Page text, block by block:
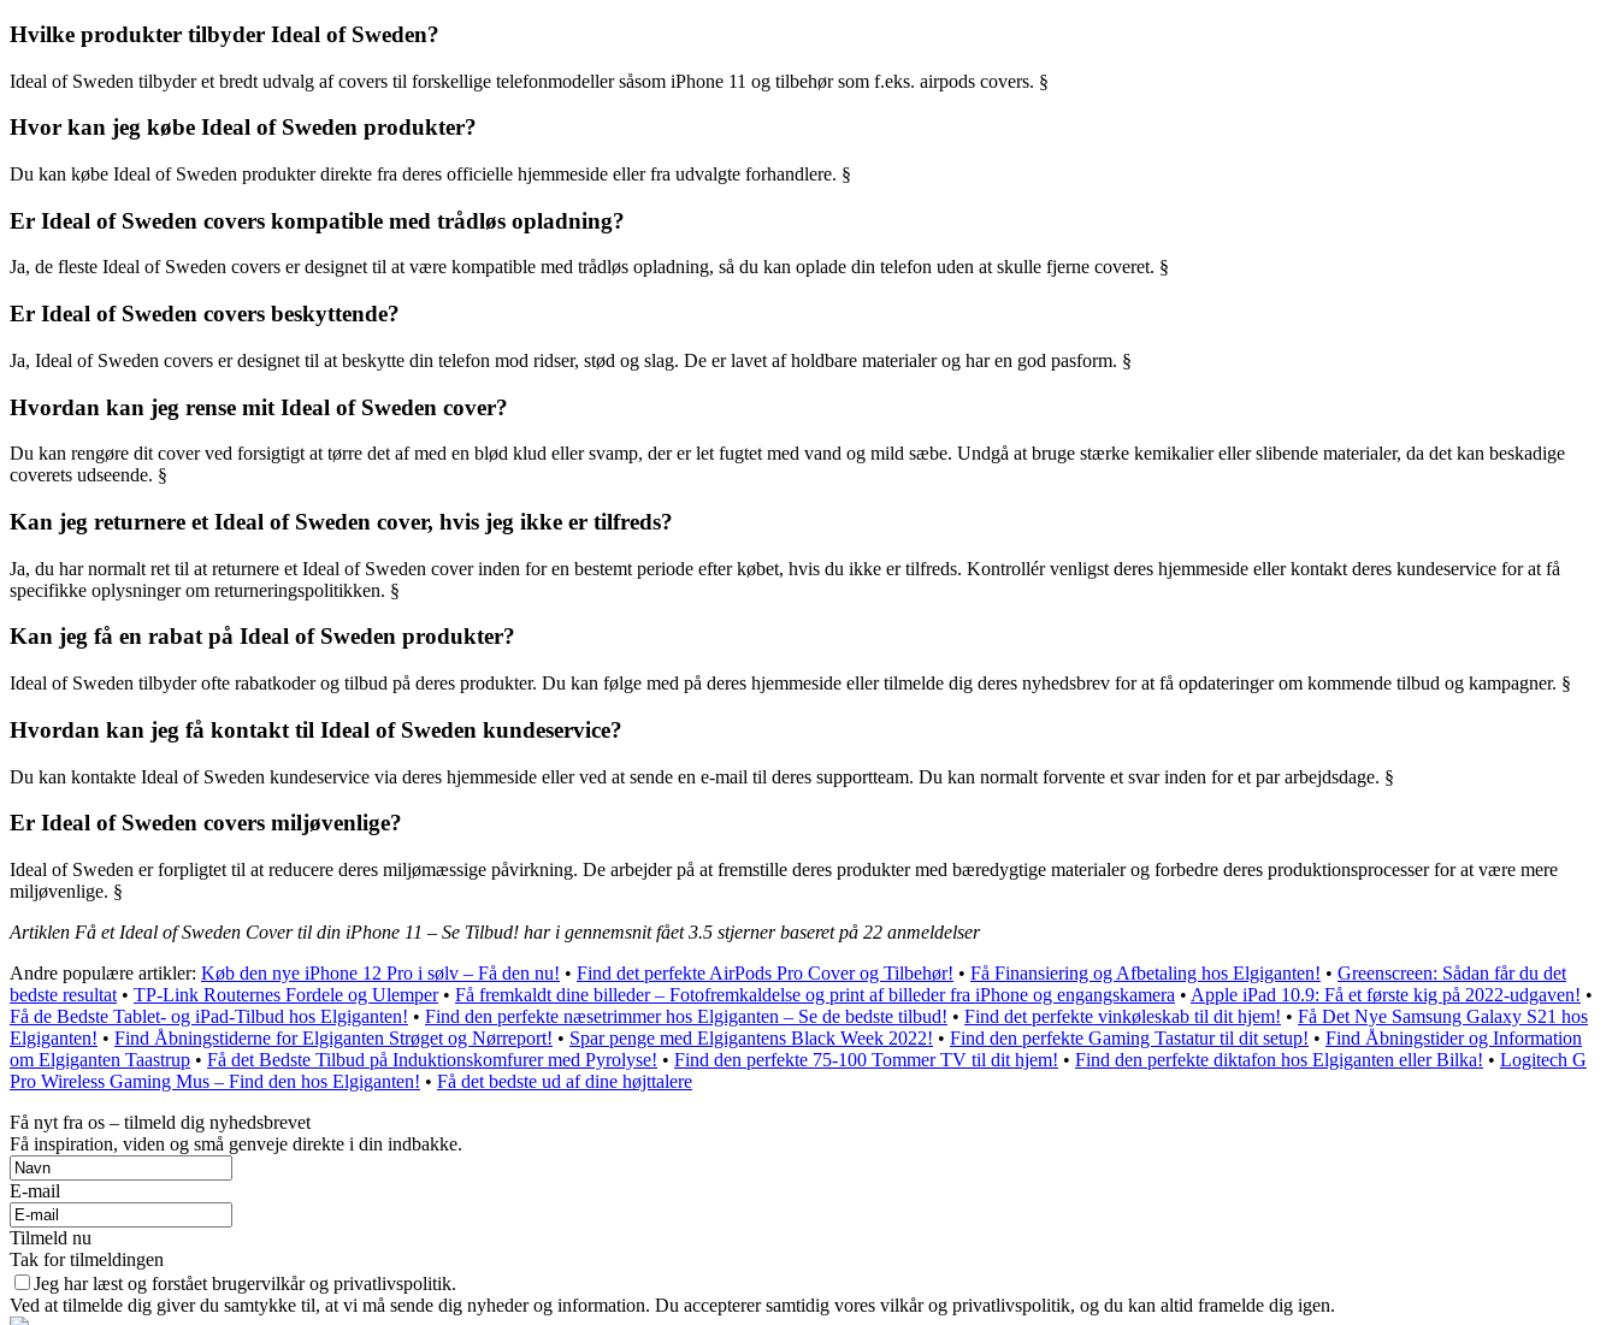
Hvilke produkter tilbyder Ideal of Sweden?
Ideal of Sweden tilbyder et bredt udvalg af covers til forskellige telefonmodeller såsom iPhone 11 og tilbehør som f.eks. airpods covers. §
Hvor kan jeg købe Ideal of Sweden produkter?
Du kan købe Ideal of Sweden produkter direkte fra deres officielle hjemmeside eller fra udvalgte forhandlere. §
Er Ideal of Sweden covers kompatible med trådløs opladning?
Ja, de fleste Ideal of Sweden covers er designet til at være kompatible med trådløs opladning, så du kan oplade din telefon uden at skulle fjerne coveret. §
Er Ideal of Sweden covers beskyttende?
Ja, Ideal of Sweden covers er designet til at beskytte din telefon mod ridser, stød og slag. De er lavet af holdbare materialer og har en god pasform. §
Hvordan kan jeg rense mit Ideal of Sweden cover?
Du kan rengøre dit cover ved forsigtigt at tørre det af med en blød klud eller svamp, der er let fugtet med vand og mild sæbe. Undgå at bruge stærke kemikalier eller slibende materialer, da det kan beskadige
coverets udseende. §
Kan jeg returnere et Ideal of Sweden cover, hvis jeg ikke er tilfreds?
Ja, du har normalt ret til at returnere et Ideal of Sweden cover inden for en bestemt periode efter købet, hvis du ikke er tilfreds. Kontrollér venligst deres hjemmeside eller kontakt deres kundeservice for at få
specifikke oplysninger om returneringspolitikken. §
Kan jeg få en rabat på Ideal of Sweden produkter?
Ideal of Sweden tilbyder ofte rabatkoder og tilbud på deres produkter. Du kan følge med på deres hjemmeside eller tilmelde dig deres nyhedsbrev for at få opdateringer om kommende tilbud og kampagner. §
Hvordan kan jeg få kontakt til Ideal of Sweden kundeservice?
Du kan kontakte Ideal of Sweden kundeservice via deres hjemmeside eller ved at sende en e-mail til deres supportteam. Du kan normalt forvente et svar inden for et par arbejdsdage. §
Er Ideal of Sweden covers miljøvenlige?
Ideal of Sweden er forpligtet til at reducere deres miljømæssige påvirkning. De arbejder på at fremstille deres produkter med bæredygtige materialer og forbedre deres produktionsprocesser for at være mere
miljøvenlige. §
Artiklen Få et Ideal of Sweden Cover til din iPhone 11 – Se Tilbud! har i gennemsnit fået3.5 stjerner baseret på 22 anmeldelser
Andre populære artikler: Køb den nye iPhone 12 Pro i sølv – Få den nu! • Find det perfekte AirPods Pro Cover og Tilbehør! • Få Finansiering og Afbetaling hos Elgiganten! • Greenscreen: Sådan får du det
bedste resultat • TP-Link Routernes Fordele og Ulemper• Få fremkaldt dine billeder – Fotofremkaldelse og print af billeder fra iPhone og engangskamera • Apple iPad 10.9: Få et første kig på 2022-udgaven! •
Få de Bedste Tablet- og iPad-Tilbud hos Elgiganten! • Find den perfekte næsetrimmer hos Elgiganten – Se de bedste tilbud! • Find det perfekte vinkøleskab til dit hjem! • Få Det Nye Samsung Galaxy S21 hos
Elgiganten! • Find Åbningstiderne for Elgiganten Strøget og Nørreport! • Spar penge med Elgigantens Black Week 2022! • Find den perfekte Gaming Tastatur til dit setup! • Find Åbningstider og Information
om Elgiganten Taastrup • Få det Bedste Tilbud på Induktionskomfurer med Pyrolyse! • Find den perfekte 75-100 Tommer TV til dit hjem! • Find den perfekte diktafon hos Elgiganten eller Bilka! • Logitech G
Pro Wireless Gaming Mus – Find den hos Elgiganten! • Få det bedste ud af dine højttalere
Få nyt fra os – tilmeld dig nyhedsbrevet
Få inspiration, viden og små genveje direkte i din indbakke.
E-mail
Tilmeld nu
Tak for tilmeldingen
Jeg har læst og forstået brugervilkår og privatlivspolitik.
Ved at tilmelde dig giver du samtykke til, at vi må sende dig nyheder og information. Du accepterer samtidig vores vilkår og privatlivspolitik, og du kan altid framelde dig igen.